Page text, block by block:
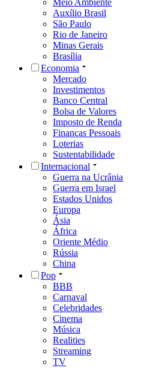
Meio Ambiente
Auxílio Brasil
São Paulo
Rio de Janeiro
Minas Gerais
Brasília
Economia
Mercado
Investimentos
Banco Central
Bolsa de Valores
Imposto de Renda
Finanças Pessoais
Loterias
Sustentabilidade
Internacional
Guerra na Ucrânia
Guerra em Israel
Estados Unidos
Europa
Ásia
África
Oriente Médio
Rússia
China
Pop
BBB
Carnaval
Celebridades
Cinema
Música
Realities
Streaming
TV